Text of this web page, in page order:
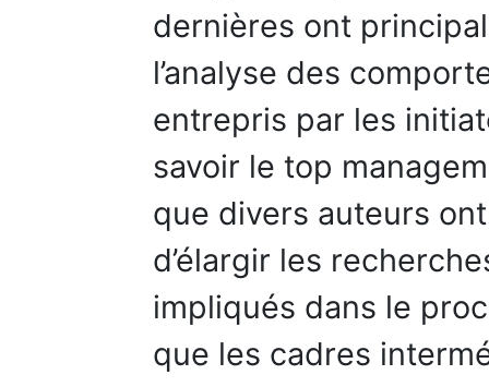
dernières ont
l’analyse des
entrepris par les
savoir le top
que divers auteurs
d’élargir les
impliqués dans le
que les cadres